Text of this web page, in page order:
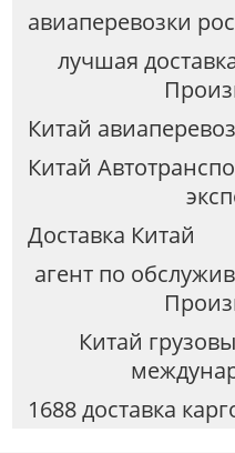
авиаперевозки
лучшая
Китай
Китай
Доставка Китай
агент по
Китай
1688 доставка